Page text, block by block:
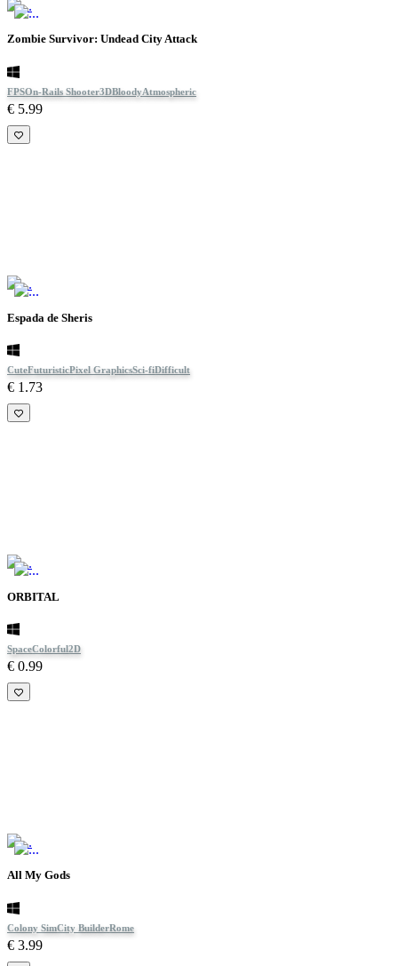
Zombie Survivor: Undead City Attack
FPSOn-Rails Shooter3DBloodyAtmospheric
€ 5.99
Espada de Sheris
CuteFuturisticPixel GraphicsSci-fiDifficult
€ 1.73
ORBITAL
SpaceColorful2D
€ 0.99
All My Gods
Colony SimCity BuilderRome
€ 3.99